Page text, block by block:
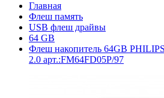
Главная
Флеш память
USB флеш драйвы
64 GB
Флеш накопитель 64GB
2.0 арт.:FM64FD05P/97